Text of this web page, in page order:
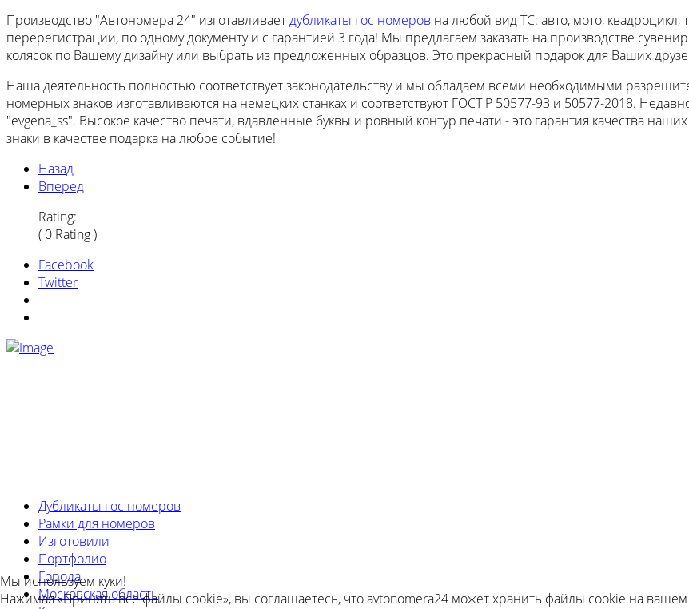
Производство "Автономера 24" изготавливаетдубликаты гос номеров на любой вид ТС: авто, мото,
перерегистрации, по одному документу и с гарантией 3 года! Мы предлагаем заказать на производстве
колясок по Вашему дизайну или выбрать из предложенных образцов. Это прекрасный подарок для Ваших
Наша деятельность полностью соответствует законодательству и мы обладаем всеми необходимыми
номерных знаков изготавливаются на немецких станках и соответствуют ГОСТ Р 50577-93 и 50577-2018.
"evgena_ss". Высокое качество печати, вдавленные буквы и ровный контур печати - это гарантия качества
знаки в качестве подарка на любое событие!
Назад
Вперед
Rating:
( 0 Rating )
Facebook
Twitter
Дубликаты гос номеров
Рамки для номеров
Изготовили
Портфолио
Города
Московская область
Мы используем куки!
Нажимая «Принять все файлы cookie», вы соглашаетесь, что avtonomera24 может хранить файлы cookie на